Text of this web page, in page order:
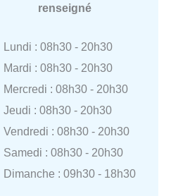
renseigné
Lundi : 08h30 - 20h30
Mardi : 08h30 - 20h30
Mercredi : 08h30 - 20h30
Jeudi : 08h30 - 20h30
Vendredi : 08h30 - 20h30
Samedi : 08h30 - 20h30
Dimanche : 09h30 - 18h30